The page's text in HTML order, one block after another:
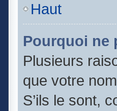
Haut
Pourquoi ne
Plusieurs
que votre
S’ils le sont,